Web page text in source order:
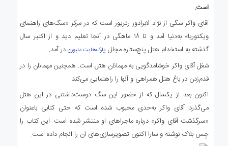
است.
آقای واکر سگی از نژاد لابرادور رتریور است که در مرکز «سگ‌های راهنمای
ویکتوریا» به‌دنیا آمد و تا ۱۸ ماهگی در آنجا تعلیم دید و از اکتبر سال
گذشته به استخدام هتل پنج‌ستاره مجلل پارک‌هایت ملبورندر آمد.
شغل آقای واکر خوشامدگویی به مهمانان هتل است. همچنین مهمانان را در
قدم‌زدن در باغ هتل همراهی و آنها را راهنمایی می‌کند.
اکنون بعد از یکسال که از حضور این سگ دوست‌داشتنی در این هتل
می‌گذرد آقای واکر به‌حدی محبوب شده است که حتی کتابی باعنوان
«سرگذشت آقای واکر» درباره ماجراهای او منتشر شده است. این کتاب را
جِس بلاک نوشته و سارا اکتون تصویرسازی‌های آن را انجام داده است.